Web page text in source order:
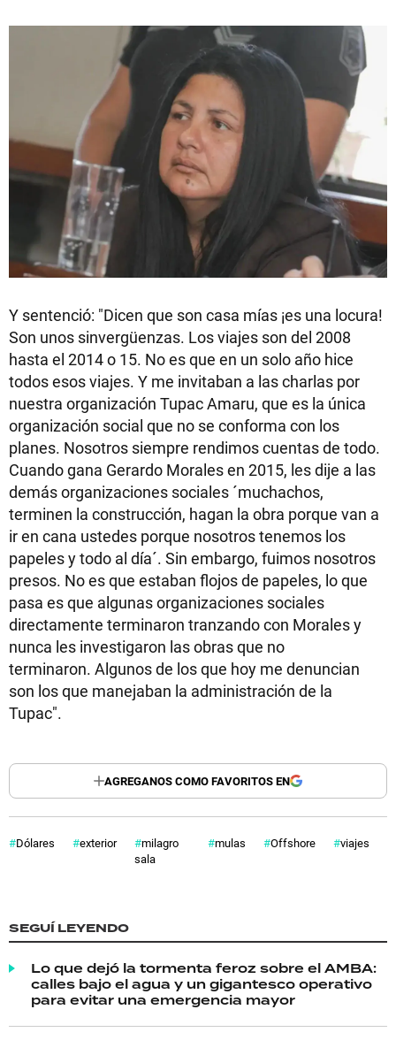
Y sentenció: "Dicen que son casa mías ¡es una locura!
Son unos sinvergüenzas. Los viajes son del 2008
hasta el 2014 o 15. No es que en un solo año hice
todos esos viajes. Y me invitaban a las charlas por
nuestra organización Tupac Amaru, que es la única
organización social que no se conforma con los
planes. Nosotros siempre rendimos cuentas de todo.
Cuando gana Gerardo Morales en 2015, les dije a las
demás organizaciones sociales ´muchachos,
terminen la construcción, hagan la obra porque van a
ir en cana ustedes porque nosotros tenemos los
papeles y todo al día´. Sin embargo, fuimos nosotros
presos. No es que estaban flojos de papeles, lo que
pasa es que algunas organizaciones sociales
directamente terminaron tranzando con Morales y
nunca les investigaron las obras que no
terminaron. Algunos de los que hoy me denuncian
son los que manejaban la administración de la
Tupac".
AGREGANOS COMO FAVORITOS EN
Dólares exterior
milagro
sala
mulas Offshore viajes
SEGUÍ LEYENDO
Lo que dejó la tormenta feroz sobre el AMBA:
calles bajo el agua y un gigantesco operativo
para evitar una emergencia mayor